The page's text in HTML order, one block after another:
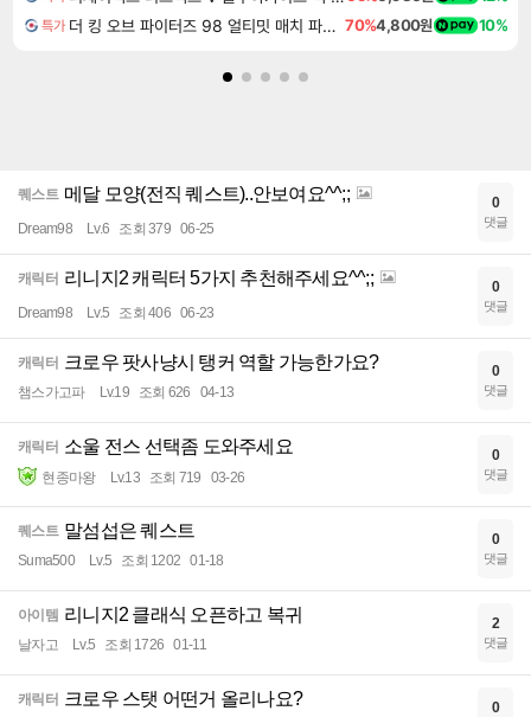
특가 더 킹 오브 파이터즈 98 얼티밋 매치 파이널 에디션 THE KING OF FIGHTERS 98 ULTIMATE MATCH FINAL EDITION 70%4,800원 10%
퀘스트 메달 모양(전직 퀘스트)..안보여요^^;;
Dream98 Lv.6 조회 379 06-25
0
댓글
캐릭터 리니지2 캐릭터 5가지 추천해주세요^^;;
Dream98 Lv.5 조회 406 06-23
0
댓글
캐릭터 크로우 팟사냥시 탱커 역할 가능한가요?
챔스가고파 Lv.19 조회 626 04-13
0
댓글
캐릭터 소울 전스 선택좀 도와주세요
현종마왕 Lv.13 조회 719 03-26
0
댓글
퀘스트 말섬섭은 퀘스트
Suma500 Lv.5 조회 1202 01-18
0
댓글
아이템 리니지2 클래식 오픈하고 복귀
날자고 Lv.5 조회 1726 01-11
2
댓글
캐릭터 크로우 스탯 어떤거 올리나요? 0